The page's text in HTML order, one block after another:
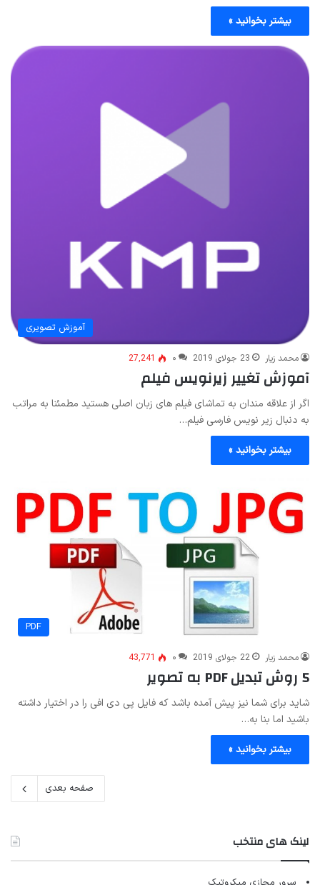
بیشتر بخوانید »
آموزش تصویری
محمد زیار 23 جولای 2019 ۰ 27,241
آموزش تغییر زیرنویس فیلم
اگر از علاقه مندان به تماشای فیلم های زبان اصلی هستید مطمئنا به مراتب
به دنبال زیر نویس فارسی فیلم…
بیشتر بخوانید »
PDF
محمد زیار 22 جولای 2019 ۰ 43,771
5 روش تبدیل PDF به تصویر
شاید برای شما نیز پیش آمده باشد که فایل پی دی افی را در اختیار داشته
باشید اما بنا به…
بیشتر بخوانید »
صفحه بعدی
لینک های منتخب